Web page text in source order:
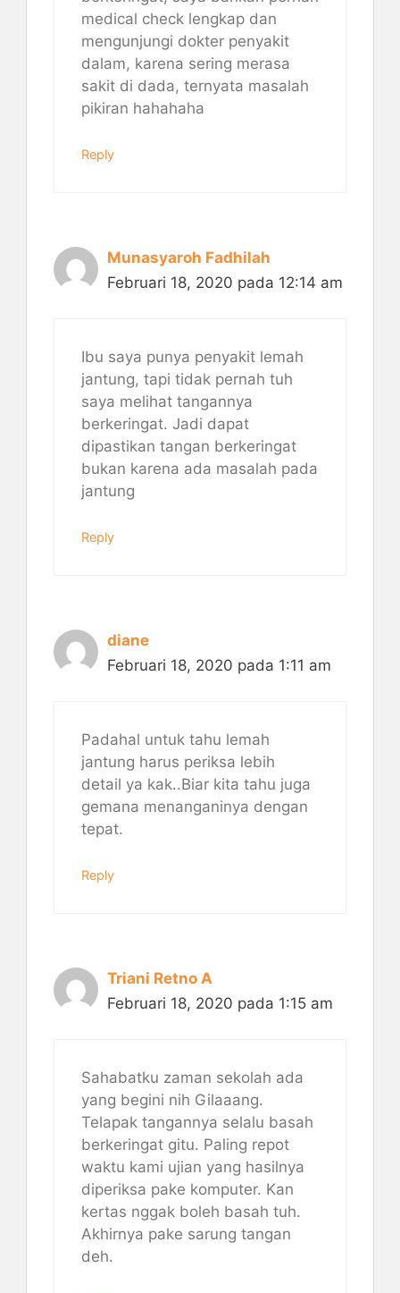
medical check lengkap dan
mengunjungi dokter penyakit
dalam, karena sering merasa
sakit di dada, ternyata masalah
pikiran hahahaha
Reply
Munasyaroh Fadhilah
Februari 18, 2020 pada 12:14 am
Ibu saya punya penyakit lemah
jantung, tapi tidak pernah tuh
saya melihat tangannya
berkeringat. Jadi dapat
dipastikan tangan berkeringat
bukan karena ada masalah pada
jantung
Reply
diane
Februari 18, 2020 pada 1:11 am
Padahal untuk tahu lemah
jantung harus periksa lebih
detail ya kak..Biar kita tahu juga
gemana menanganinya dengan
tepat.
Reply
Triani Retno A
Februari 18, 2020 pada 1:15 am
Sahabatku zaman sekolah ada
yang begini nih Gilaaang.
Telapak tangannya selalu basah
berkeringat gitu. Paling repot
waktu kami ujian yang hasilnya
diperiksa pake komputer. Kan
kertas nggak boleh basah tuh.
Akhirnya pake sarung tangan
deh.